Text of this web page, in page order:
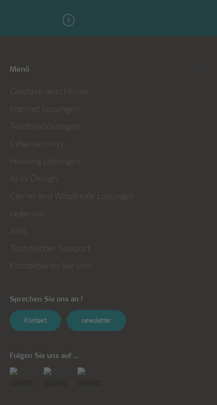
Menü
Glasfaseranschlüsse
Internet Lösungen
Telefonielösungen
Cybersecurity
Housing Lösungen
AI by Design
Carrier and Wholesale Lösungen
cegecom
Jobs
Technischer Support
Kontaktieren Sie uns!
Sprechen Sie uns an !
Kontakt newsletter
Folgen Sie uns auf ...